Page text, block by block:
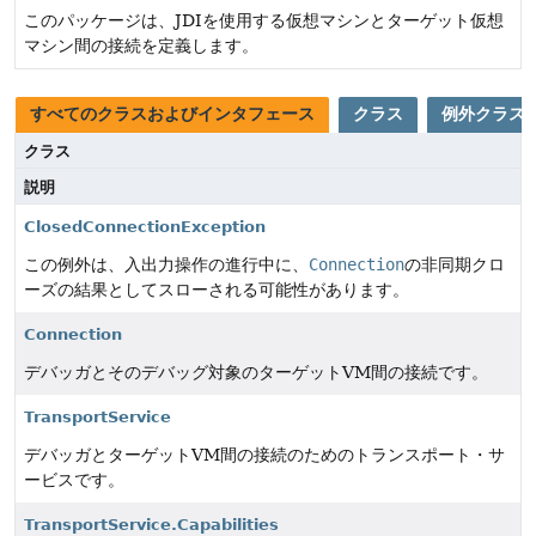
このパッケージは、JDIを使用する仮想マシンとターゲット仮想
マシン間の接続を定義します。
すべてのクラスおよびインタフェース クラス 例外クラス
クラス
説明
ClosedConnectionException
この例外は、入出力操作の進行中に、 Connectionの非同期クロ
ーズの結果としてスローされる可能性があります。
Connection
デバッガとそのデバッグ対象のターゲットVM間の接続です。
TransportService
デバッガとターゲットVM間の接続のためのトランスポート・サ
ービスです。
TransportService.Capabilities